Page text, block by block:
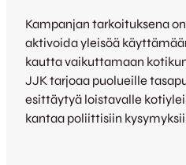
Kampanjan tarkoituksena
aktivoida yleisöä
kautta vaikuttamaan
JJK tarjoaa puolueille
esittäytyä loistavalle
kantaa poliittisiin